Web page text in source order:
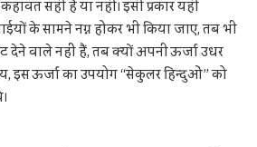
सही है या नहीं। इसी प्रकार यही
के सामने नग्न होकर भी किया जाए, तब भी
देने वाले नहीं हैं, तब क्यों अपनी ऊर्जा उधर
इस ऊर्जा का उपयोग “सेकुलर हिन्दुओं” को